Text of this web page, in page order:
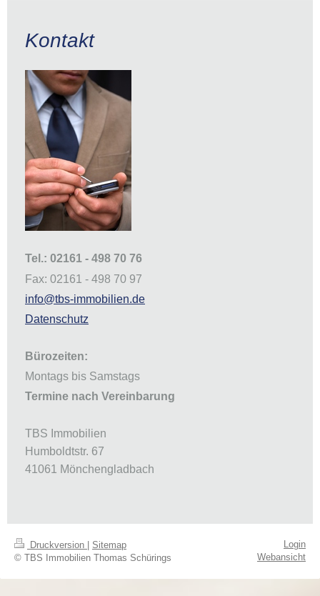
Kontakt
Tel.: 02161 - 498 70 76
Fax: 02161 - 498 70 97
info@tbs-immobilien.de
Datenschutz
Bürozeiten:
Montags bis Samstags
Termine nach Vereinbarung
TBS Immobilien
Humboldtstr. 67
41061 Mönchengladbach
Druckversion
Sitemap
© TBS Immobilien Thomas Schürings
Login
Webansicht